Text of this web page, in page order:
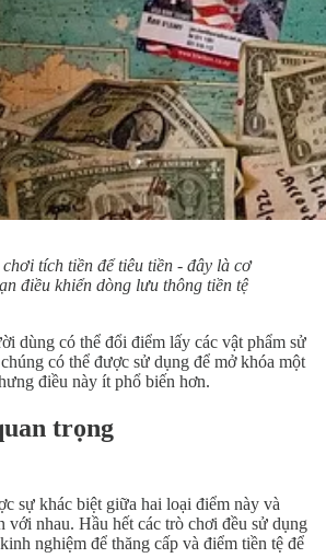
tích tiền để tiêu tiền - đây là cơ
điều khiển dòng lưu thông tiền tệ
dùng có thể đổi điểm lấy các vật phẩm sử
có thể được sử dụng để mở khóa một
điều này ít phổ biến hơn.
trọng
sự khác biệt giữa hai loại điểm này và
với nhau. Hầu hết các trò chơi đều sử dụng
nghiệm để thăng cấp và điểm tiền tệ để